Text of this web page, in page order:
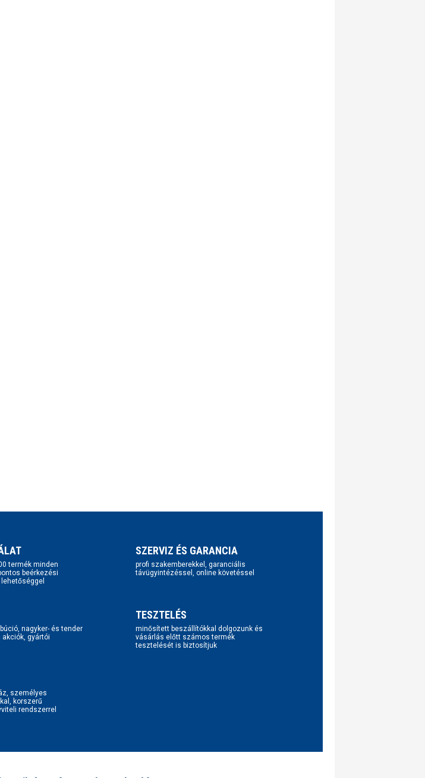
termék minden
beérkezési
SZERVIZ ÉS GARANCIA
profi szakemberekkel, garanciális
távügyintézéssel, online követéssel
nagyker- és tender
gyártói
TESZTELÉS
minősített beszállítókkal dolgozunk és
vásárlás előtt számos termék
tesztelését is biztosítjuk
személyes
korszerű
rendszerrel